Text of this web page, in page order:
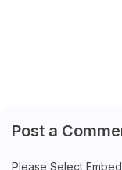
Post a
Please Select